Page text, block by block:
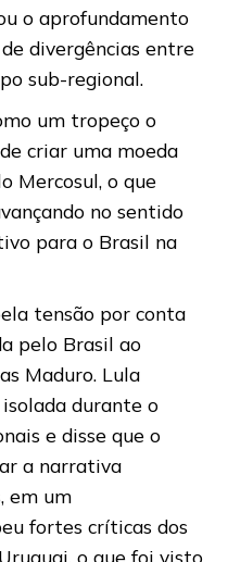
o aprofundamento
divergências entre
sub-regional.
um tropeço o
criar uma moeda
Mercosul, o que
no sentido
para o Brasil na
tensão por conta
pelo Brasil ao
Maduro. Lula
durante o
e disse que o
a narrativa
em um
fortes críticas dos
o que foi visto